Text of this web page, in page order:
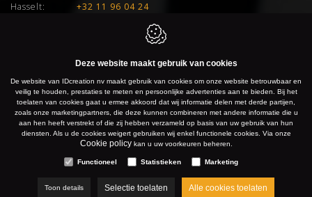
Hasselt:
+32 11 96 04 24
info@idcreation.be
BE 0460.241.343
IDcreation 2026 Cookie policy Privacy policy Sitemap
Deze website maakt gebruik van cookies
De website van IDcreation nv maakt gebruik van cookies om onze website betrouwbaar en
veilig te houden, prestaties te meten en persoonlijke advertenties aan te bieden. Bij het
toelaten van cookies gaat u ermee akkoord dat wij informatie delen met derde partijen,
zoals onze marketingpartners, die deze kunnen combineren met andere informatie die u
aan hen heeft verstrekt of die zij hebben verzameld op basis van uw gebruik van hun
diensten. Als u de cookies weigert gebruiken wij enkel functionele cookies. Via onze
Cookie policykan u uw voorkeuren beheren.
Functioneel Statistieken Marketing
Toon details Selectie toelaten Alle cookies toelaten